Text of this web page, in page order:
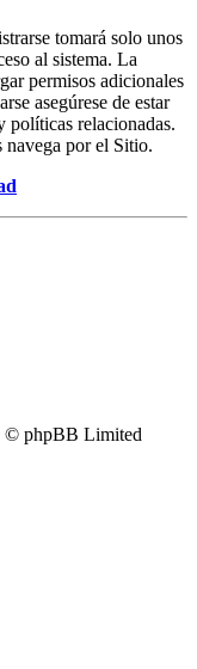
tomará solo unos
al sistema. La
permisos adicionales
asegúrese de estar
políticas relacionadas.
navega por el Sitio.
© phpBB Limited